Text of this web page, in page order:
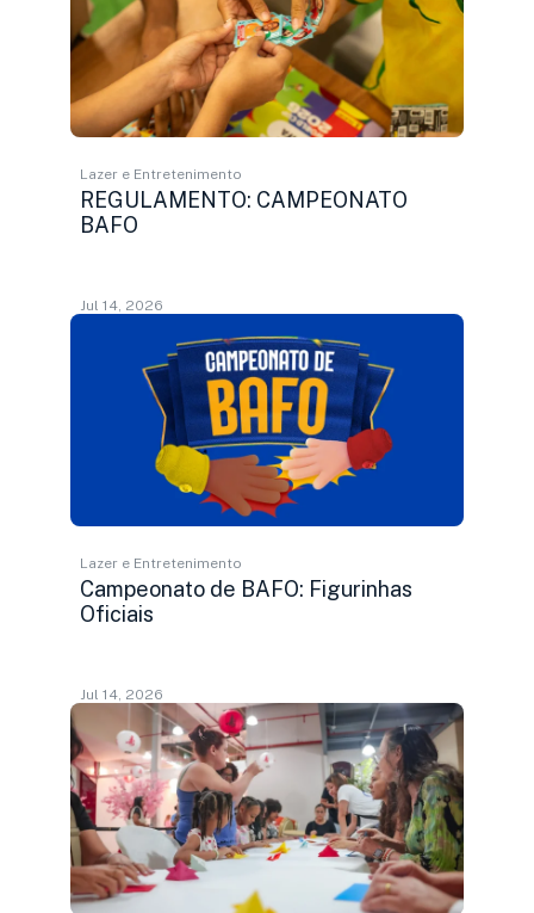
Lazer e Entretenimento
REGULAMENTO: CAMPEONATO
BAFO
Jul 14, 2026
Lazer e Entretenimento
Campeonato de BAFO: Figurinhas
Oficiais
Jul 14, 2026